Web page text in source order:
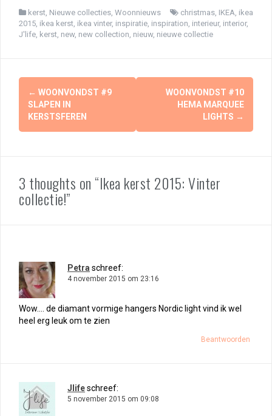
kerst Nieuwe collecties Woonnieuws christmas IKEA ikea
2015 ikea kerst ikea vinter, inspiratie inspiration interieur, interior,
J'life kerst new, new collection nieuw, nieuwe collectie
Berichtnavigatie
← WOONVONDST #9
SLAPEN IN
KERSTSFEREN
WOONVONDST #10
HEMA MARQUEE
LIGHTS →
3 thoughts on “Ikea kerst 2015: Vinter
collectie!”
Petra schreef:
4 november 2015 om 23:16
Wow…. de diamant vormige hangers Nordic light vind ik wel
heel erg leuk om te zien
Beantwoorden
Jlifeschreef:
5 november 2015 om 09:08